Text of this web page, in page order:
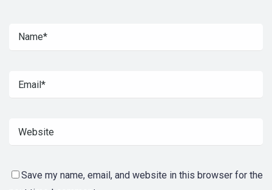
Save my name, email, and website in this browser for the